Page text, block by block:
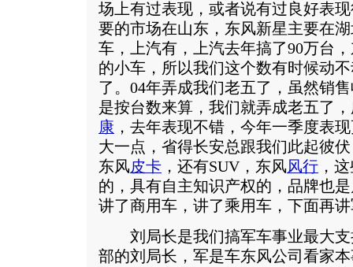
场上有过表现，或者说有过良好表
要的市场在山东，东风新星主要在
车，上汽有，上汽去年搞了90万台
的小车，所以我们这个数有时候动
了。04年弄成我们老五了，虽然销
是按台数来算，我们就弄成老五了
康 ，去年表现不错，今年一季度表
大一点，省得长安总跟我们此起彼
东风皮卡 ，还有SUV，东风风行 ，
的，具有自主知识产权的，品牌也
讲了商用车，讲了乘用车，下面再
刘局长是我们搞军车事业最大支
部的刘局长，军是车东风公司看家